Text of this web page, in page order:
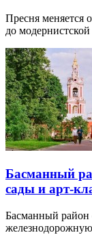
Пресня меняется
до
Басманный
сады и арт-
Басманный район